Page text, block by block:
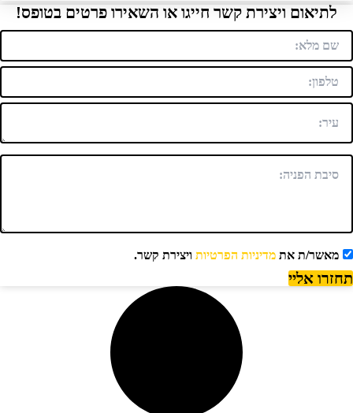
לתיאום ויצירת קשר חייגו או השאירו פרטים בטופס!
מאשר/ת אתמדיניות הפרטיותויצירת קשר.
אליי